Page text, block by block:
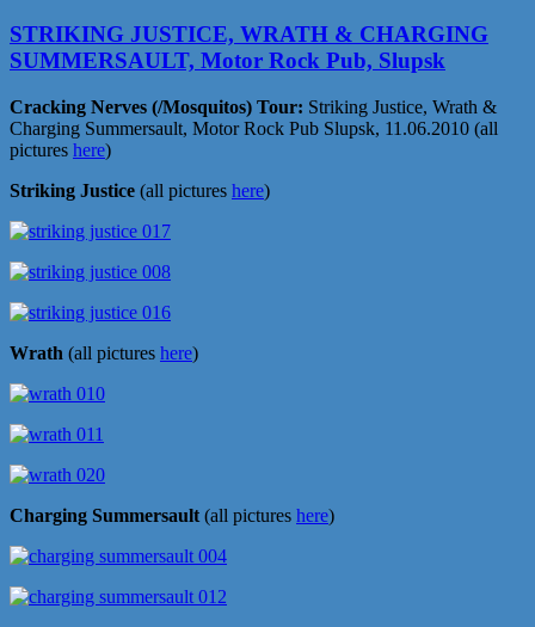
STRIKING JUSTICE, WRATH & CHARGING
SUMMERSAULT, Motor Rock Pub, Slupsk
Cracking Nerves (/Mosquitos) Tour: Striking Justice, Wrath &
Charging Summersault, Motor Rock Pub Slupsk, 11.06.2010 (all
pictures here)
Striking Justice (all pictures here)
Wrath (all pictures here)
Charging Summersault (all pictures here)